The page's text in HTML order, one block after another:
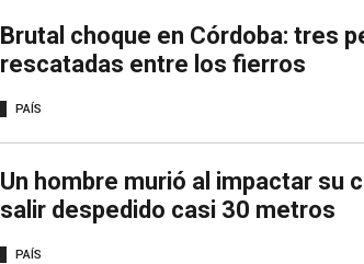
Brutal choque en Córdoba: tres
rescatadas entre los fierros
PAÍS
Un hombre murió al impactar su
salir despedido casi 30 metros
PAÍS